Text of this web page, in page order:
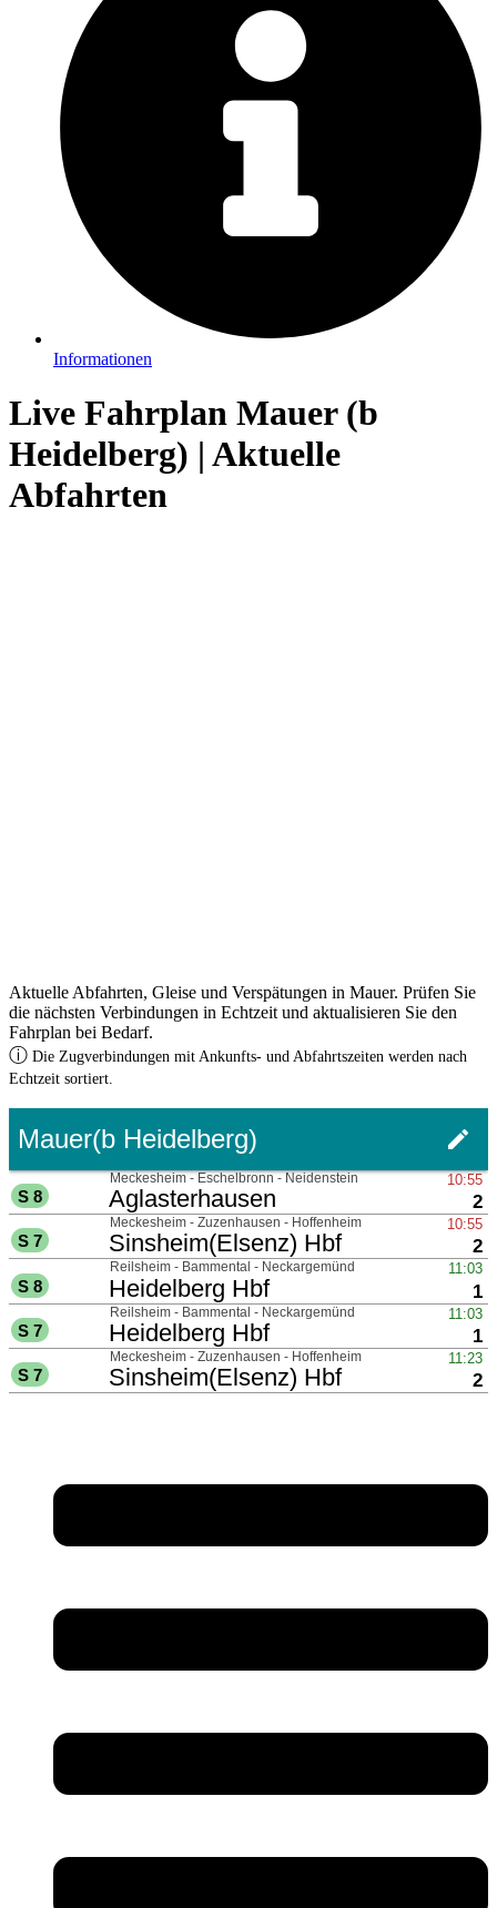
Informationen
Live Fahrplan Mauer (b
Heidelberg) | Aktuelle
Abfahrten
Aktuelle Abfahrten, Gleise und Verspätungen in Mauer. Prüfen Sie
die nächsten Verbindungen in Echtzeit und aktualisieren Sie den
Fahrplan bei Bedarf.
ⓘ Die Zugverbindungen mit Ankunfts- und Abfahrtszeiten werden nach
Echtzeit sortiert.